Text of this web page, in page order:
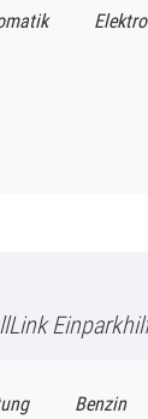
Elektro
Benzin